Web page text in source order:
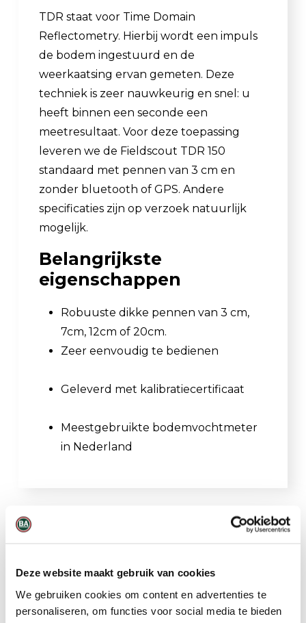
Deze website maakt gebruik van cookies
We gebruiken cookies om content en advertenties te
personaliseren, om functies voor social media te bieden
TDR staat voor Time Domain
Reflectometry. Hierbij wordt een impuls
de bodem ingestuurd en de
weerkaatsing ervan gemeten. Deze
techniek is zeer nauwkeurig en snel: u
heeft binnen een seconde een
meetresultaat. Voor deze toepassing
leveren we de Fieldscout TDR 150
standaard met pennen van 3 cm en
zonder bluetooth of GPS. Andere
specificaties zijn op verzoek natuurlijk
mogelijk.
Belangrijkste
eigenschappen
Robuuste dikke pennen van 3 cm,
7cm, 12cm of 20cm.
Zeer eenvoudig te bedienen
Geleverd met kalibratiecertificaat
Meestgebruikte bodemvochtmeter
in Nederland
Gerelateerde producten